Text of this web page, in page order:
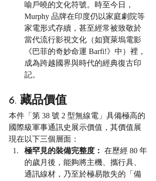
喻戶曉的文化符號。時至今日，
Murphy 品牌在印度仍以家庭劇院等
家電形式存續，甚至經常被致敬於
當代流行影視文化（如寶萊塢電影
《巴菲的奇妙命運 Barfi!》中）裡，
成為跨越國界與時代的經典復古印
記。
6. 藏品價值
本件「第 38 號 2 型無線電」具備極高的
國際級軍事通訊史展示價值，其價值展
現在以下三個層面：
極罕見的裝備完整度： 在歷經 80 年
的歲月後，能夠將主機、攜行具、
通訊線材，乃至於極易散失的「備